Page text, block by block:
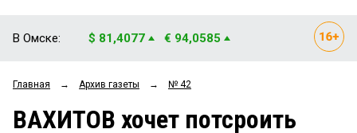
ОБЩЕСТВО
ЗАКОН Рейтинги
В Омске: $ 81,4077 € 94,0585
Главная → Архив газеты → № 42
ВАХИТОВ хочет потсроить